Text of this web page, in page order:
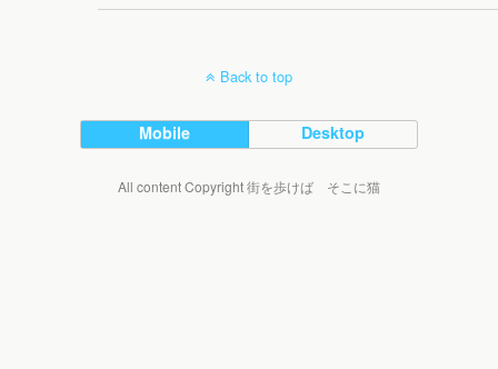
Back to top
Mobile Desktop
All content Copyright 街を歩けば そこに猫